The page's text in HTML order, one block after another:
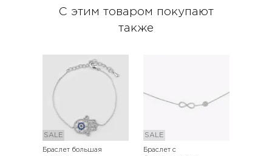
С этим товаром покупают
также
SALE
Браслет большая
SALE
Браслет с